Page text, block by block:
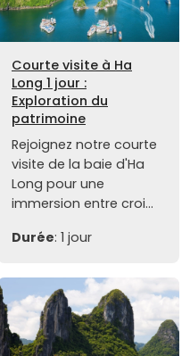
Courte visite à Ha
Long 1 jour :
Exploration du
patrimoine
Rejoignez notre courte
visite de la baie d'Ha
Long pour une
immersion entre croi...
Durée: 1 jour